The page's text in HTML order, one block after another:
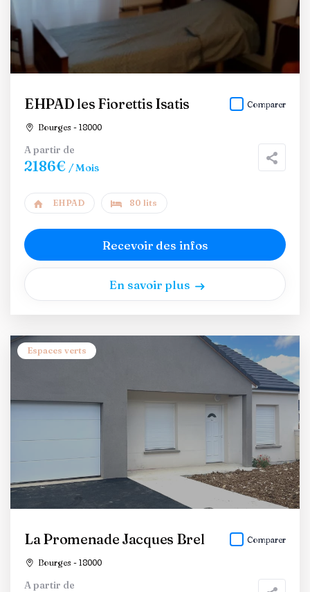
EHPAD les Fiorettis Isatis
Bourges - 18000
Comparer
A partir de
2186€ / Mois
EHPAD 80 lits
Recevoir des infos
En savoir plus
Espaces verts
La Promenade Jacques Brel
Bourges - 18000
Comparer
A partir de